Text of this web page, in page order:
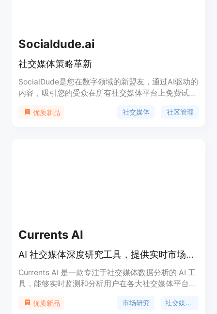
Socialdude.ai
社交媒体策略革新
SocialDude是您在数字领域的新盟友，通过AI驱动的
内容，吸引您的受众在所有社交媒体平台上免费试
体战略！
优质新品 社交媒体 社区管理
Currents AI
AI 社交媒体深度研究工具，提供实时市场洞察与情感分析。
Currents AI 是一款专注于社交媒体数据分析的 AI 工
具，能够实时监测和分析用户在各大社交媒体平台上
等关键信息。其基于先进的人工智能架构，通过语义
优质新品 市场研究 社交媒体分析